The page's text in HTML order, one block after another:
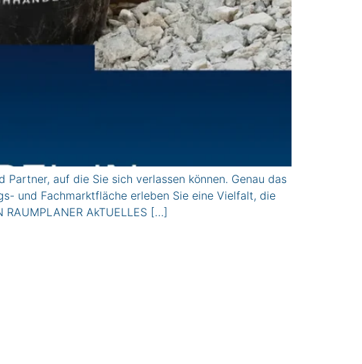
auf die Sie sich verlassen können. Genau das
und Fachmarktfläche erleben Sie eine Vielfalt, die
AkTUELLES […]